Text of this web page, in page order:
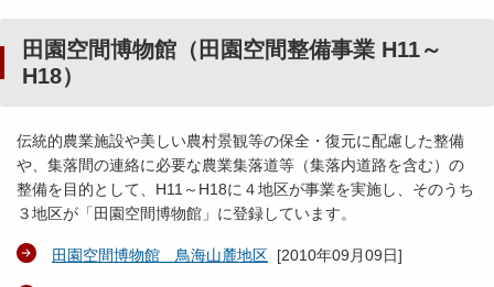
田園空間博物館（田園空間整備事業 H11～
H18）
伝統的農業施設や美しい農村景観等の保全・復元に配慮した整備
や、集落間の連絡に必要な農業集落道等（集落内道路を含む）の
整備を目的として、H11～H18に４地区が事業を実施し、そのうち
３地区が「田園空間博物館」に登録しています。
田園空間博物館 鳥海山麓地区 [2010年09月09日]